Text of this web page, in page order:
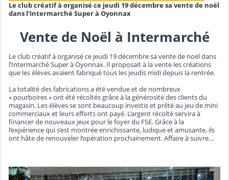
Le club créatif à organisé ce jeudi 19 décembre sa vente de noël
dans l’Intermarché Super à Oyonnax
Vente de Noël à Intermarché
Le club créatif à organisé ce jeudi 19 décembre sa vente de noël dans
l’Intermarché Super à Oyonnax. Il proposait à la vente les créations
que les élèves avaient fabriqué tous les jeudis midi depuis la rentrée.
La totalité des fabrications a été vendue et de nombreux
« pourboires » ont été récoltés grâce à la générosité des clients du
magasin. Les élèves se sont beaucoup investis et prêté au jeu de mini
commerciaux et leurs efforts ont payé. L’argent récolté servira à
financer de nouveaux jeux pour le foyer du FSE. Grâce à la
l’expérience qui s’est montrée enrichissante, ludique et amusante, ils
ont hâte de renouveler l’opération prochainement. Affaire à suivre…